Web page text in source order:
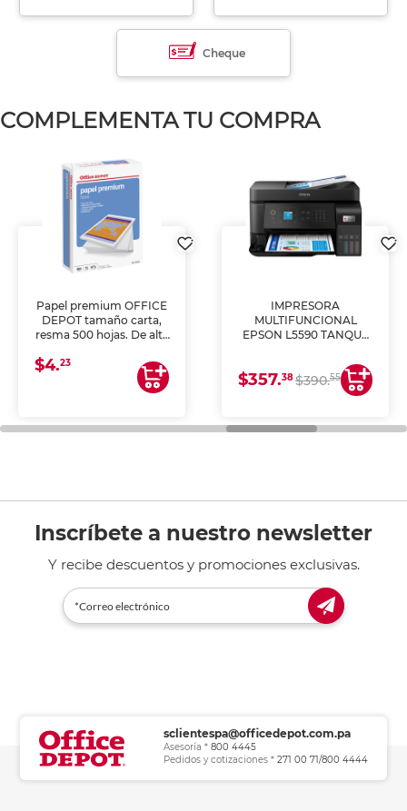
Cheque
COMPLEMENTA TU COMPRA
Papel premium OFFICE
DEPOT tamaño carta,
resma 500 hojas. De alta
uniforme, ideal para
impresoras de inyección
de tinta y láser,
general de oficina.
$4.23
IMPRESORA
MULTIFUNCIONAL
EPSON L5590 TANQUE
COPIA Y ESCANEA)
$357.38$390.55
Inscríbete a nuestro newsletter
Y recibe descuentos y promociones exclusivas.
sclientespa@officedepot.com.pa
Asesoría * 800 4445
Pedidos y cotizaciones * 271 00 71/800 4444